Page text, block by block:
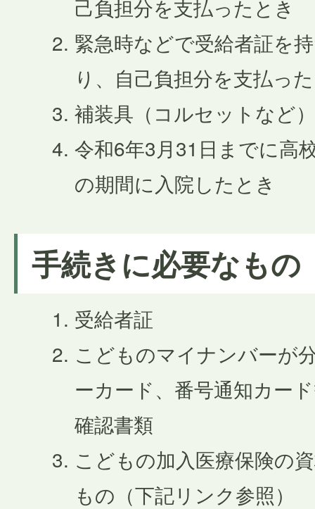
己負担分を支払ったとき
緊急時などで受給者証を
り、自己負担分を支払っ
補装具（コルセットなど
令和6年3月31日までに高
の期間に入院したとき
手続きに必要なもの
受給者証
こどものマイナンバーが
ーカード、番号通知カー
確認書類
こどもの加入医療保険の
もの（下記リンク参照）